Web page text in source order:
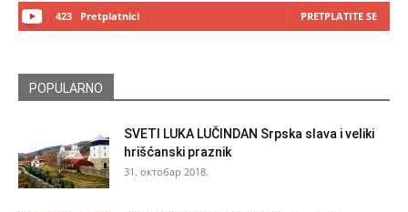
423 Pretplatnici PRETPLATITE SE
POPULARNO
SVETI LUKA LUČINDAN Srpska slava i veliki
hrišćanski praznik
31. октобар 2018.